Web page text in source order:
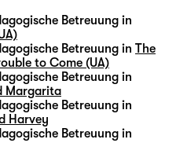
Betreuung in
Betreuung in The
to Come (UA)
Betreuung in
Margarita
Betreuung in
Harvey
Betreuung in